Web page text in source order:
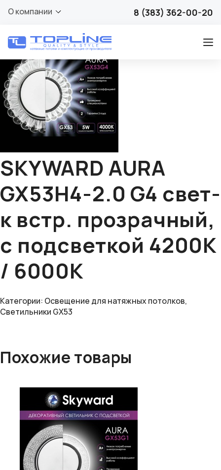
О компании 8 (383) 362-00-20
SKYWARD AURA
GX53H4-2.0 G4 свет-
к встр. прозрачный,
с подсветкой 4200К
/ 6000К
Категории: Освещение для натяжных потолков,
Светильники GX53
Похожие товары